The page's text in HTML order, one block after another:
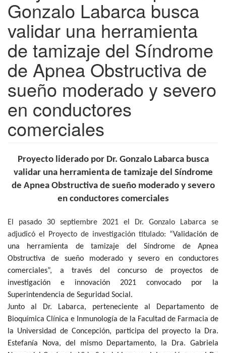
Gonzalo Labarca busca
validar una herramienta
de tamizaje del Síndrome
de Apnea Obstructiva de
sueño moderado y severo
en conductores
comerciales
Proyecto liderado por Dr. Gonzalo Labarca busca
validar una herramienta de tamizaje del Síndrome
de Apnea Obstructiva de sueño moderado y severo
en conductores comerciales
El pasado 30 septiembre 2021 el Dr. Gonzalo Labarca se
adjudicó el Proyecto de investigación titulado: “Validación de
una herramienta de tamizaje del Síndrome de Apnea
Obstructiva de sueño moderado y severo en conductores
comerciales”, a través del concurso de proyectos de
investigación e innovación 2021 convocado por la
Superintendencia de Seguridad Social.
Junto al Dr. Labarca, perteneciente al Departamento de
Bioquímica Clínica e Inmunología de la Facultad de Farmacia de
la Universidad de Concepción, participa del proyecto la Dra.
Estefanía Nova, del mismo Departamento, la Dra. Gabriela